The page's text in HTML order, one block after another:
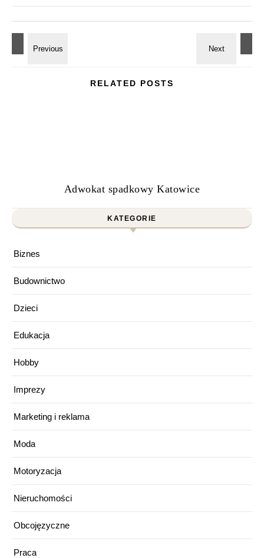
RELATED POSTS
Adwokat spadkowy Katowice
KATEGORIE
Biznes
Budownictwo
Dzieci
Edukacja
Hobby
Imprezy
Marketing i reklama
Moda
Motoryzacja
Nieruchomości
Obcojęzyczne
Praca